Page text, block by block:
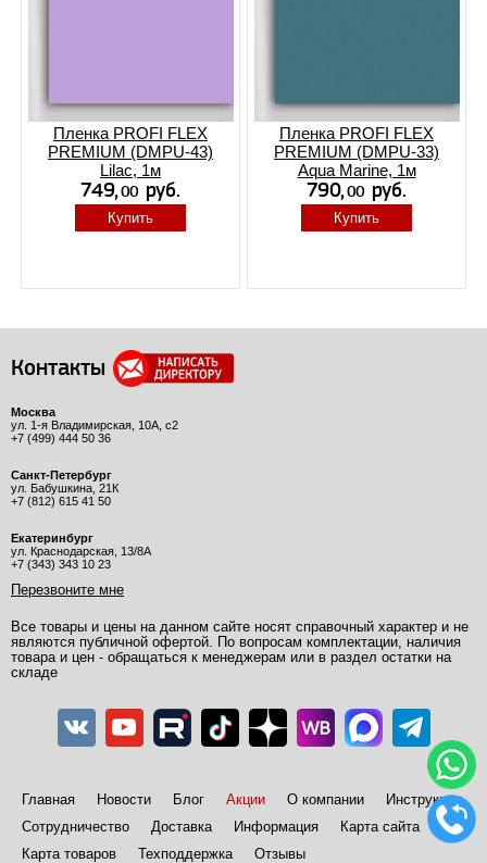
Пленка PROFI FLEX
PREMIUM (DMPU-43)
Lilac, 1м
Купить
Пленка PROFI FLEX
PREMIUM (DMPU-33)
Aqua Marine, 1м
Купить
Контакты
Москва
ул. 1-я Владимирская, 10А, с2
+7 (499) 444 50 36
Санкт-Петербург
ул. Бабушкина, 21К
+7 (812) 615 41 50
Екатеринбург
ул. Краснодарская, 13/8А
+7 (343) 343 10 23
Перезвоните мне
Все товары и цены на данном сайте носят справочный характер и не
являются публичной офертой. По вопросам комплектации, наличия
товара и цен - обращаться к менеджерам или в раздел остатки на
складе
Главная Новости Блог Акции О компании
Инструкции
Сотрудничество
Доставка Информация
Карта сайта
Карта товаров
Техподдержка Отзывы